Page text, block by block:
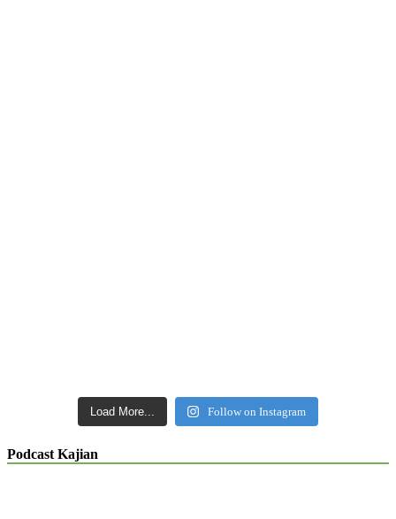
Load More... Follow on Instagram
Podcast Kajian